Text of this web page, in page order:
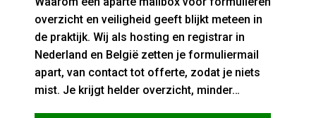
overzicht en veiligheid geeft blijkt meteen in
de praktijk. Wij als hosting en registrar in
Nederland en België zetten je formuliermail
apart, van contact tot offerte, zodat je niets
mist. Je krijgt helder overzicht, minder…